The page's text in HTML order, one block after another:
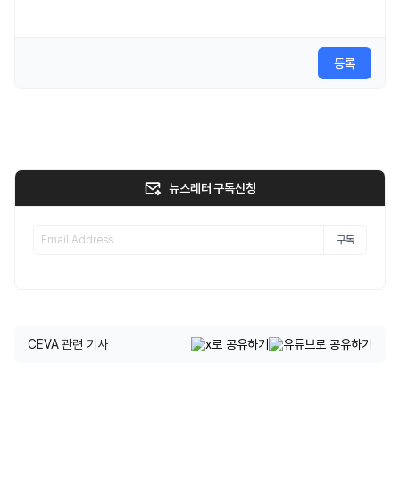
등록
뉴스레터 구독신청
구독
CEVA 관련 기사